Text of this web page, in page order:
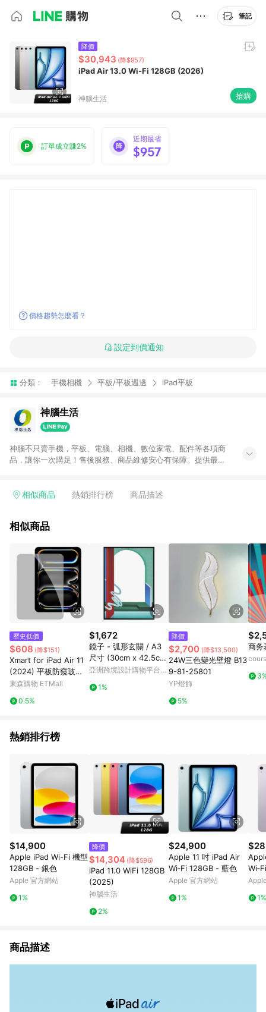
筆記
降價
$30,943 (降$957)
iPad Air 13.0 Wi-Fi 128GB (2026)
神腦生活 搶購
訂單成立賺2%
近期最省
$957
價格趨勢怎麼看？
設定到價通知
分類： 手機相機 平板/平板週邊 iPad平板
神腦生活
神腦不只賣手機，平板、電腦、相機、數位家電、配件等各項商
品，讓你一次購足！售後服務、商品維修安心有保障。提供最新
相似商品 熱銷排行榜 商品描述
相似商品
歷史低價
$608 (降$151)
Xmart for iPad Air 11
(2024) 平板防窺玻璃
保護貼
東森購物 ETMall
0.5%
$1,672
鏡子 - 弧形玄關 / A3
尺寸 (30cm x 42.5c
m)
亞洲跨境設計購物平台
1%
降價
$2,700 (降$13,500)
24W三色變光壁燈 B13
9-81-25801
YP燈飾
5%
商务
熱銷排行榜
$14,900
Apple iPad Wi-Fi 機型
128GB - 銀色
Apple 官方網站
1%
降價
$14,304 (降$596)
iPad 11.0 WiFi 128GB
(2025)
神腦生活
2%
$24,900
Apple 11 吋 iPad Air
Wi‑Fi 128GB - 藍色
Apple 官方網站
1%
1%
商品描述